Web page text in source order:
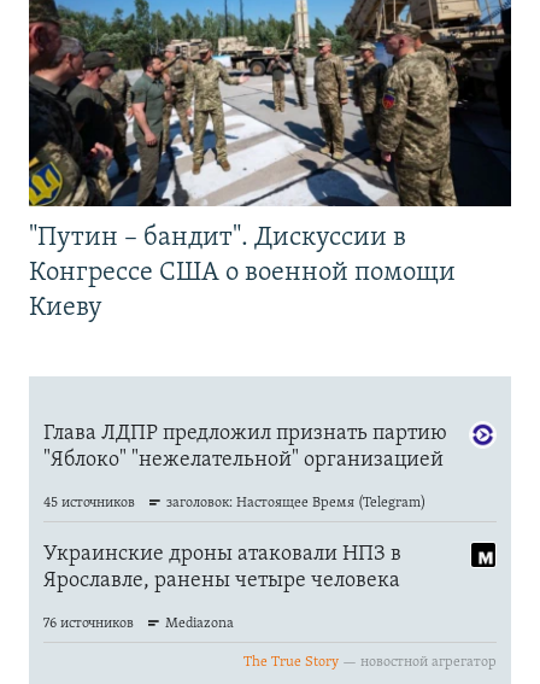
"Путин – бандит". Дискуссии в
Конгрессе США о военной помощи
Киеву